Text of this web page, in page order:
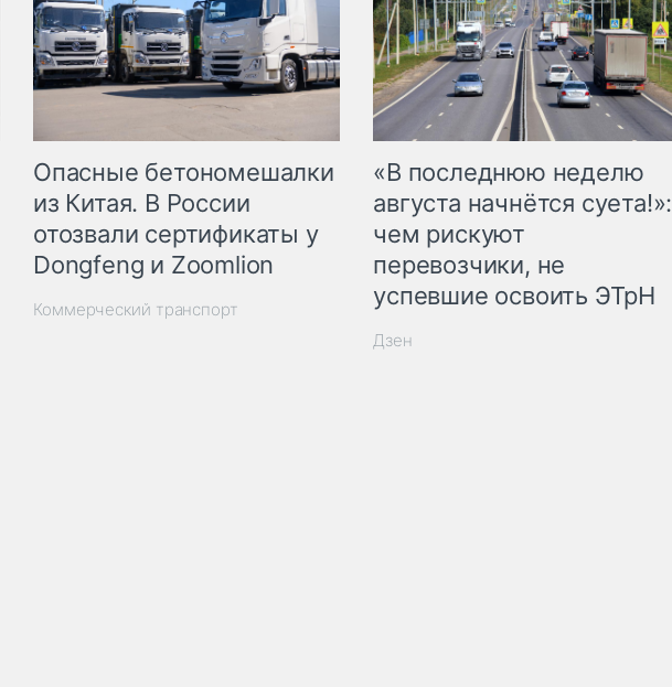
Опасные бетономешалки
из Китая. В России
отозвали сертификаты у
Dongfeng и Zoomlion
Коммерческий транспорт
«В последнюю неделю
августа начнётся суета!»:
чем рискуют
перевозчики, не
успевшие освоить ЭТрН
Дзен